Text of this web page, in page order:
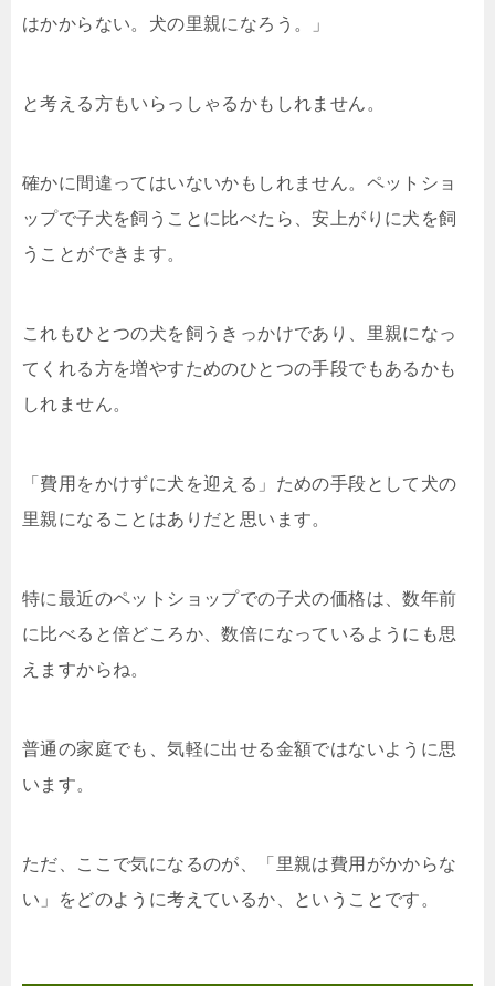
はかからない。犬の里親になろう。」
と考える方もいらっしゃるかもしれません。
確かに間違ってはいないかもしれません。ペットショ
ップで子犬を飼うことに比べたら、安上がりに犬を飼
うことができます。
これもひとつの犬を飼うきっかけであり、里親になっ
てくれる方を増やすためのひとつの手段でもあるかも
しれません。
「費用をかけずに犬を迎える」ための手段として犬の
里親になることはありだと思います。
特に最近のペットショップでの子犬の価格は、数年前
に比べると倍どころか、数倍になっているようにも思
えますからね。
普通の家庭でも、気軽に出せる金額ではないように思
います。
ただ、ここで気になるのが、「里親は費用がかからな
い」をどのように考えているか、ということです。